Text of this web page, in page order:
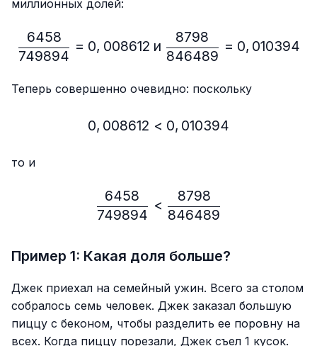
миллионных долей:
749894
6458
= 0, 008612 и
846489
8798
= 0, 010394
Теперь совершенно очевидно: поскольку
0,008612 < 0,010394
0, 008612 < 0, 010394
то и
\frac{6458}{749894} <
749894
6458
<
846489
8798
Пример 1: Какая доля больше?
Джек приехал на семейный ужин. Всего за столом
собралось семь человек. Джек заказал большую
пиццу с беконом, чтобы разделить ее поровну на
всех. Когда пиццу порезали, Джек съел 1 кусок.